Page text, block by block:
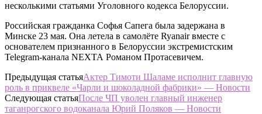
несколькими статьями Уголовного кодекса Белоруссии.
Российская гражданка Софья Сапега была задержана в
Минске 23 мая. Она летела в самолёте Ryanair вместе с
основателем признанного в Белоруссии экстремистским
Telegram-канала NEXTA Романом Протасевичем.
Предыдущая статьяАктер Тимоти Шаламе исполнит главную
роль в приквеле «Чарли и шоколадной фабрики» — Новости
Следующая статьяПосле ЧП уволен главный инженер
таганрогского водоканала Юрий Поляков — Новости